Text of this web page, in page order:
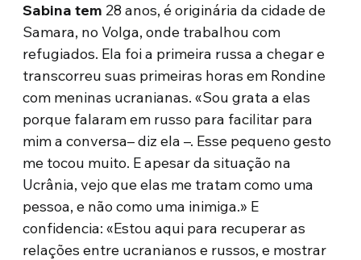
Sabina tem 28 anos, é originária da cidade de
Samara, no Volga, onde trabalhou com
refugiados. Ela foi a primeira russa a chegar e
transcorreu suas primeiras horas em Rondine
com meninas ucranianas. «Sou grata a elas
porque falaram em russo para facilitar para
mim a conversa– diz ela –. Esse pequeno gesto
me tocou muito. E apesar da situação na
Ucrânia, vejo que elas me tratam como uma
pessoa, e não como uma inimiga.» E
confidencia: «Estou aqui para recuperar as
relações entre ucranianos e russos, e mostrar